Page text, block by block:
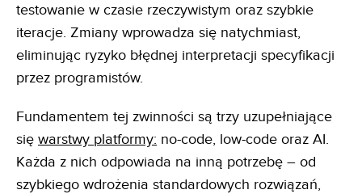
testowanie w czasie rzeczywistym oraz szybkie
iteracje. Zmiany wprowadza się natychmiast,
eliminując ryzyko błędnej interpretacji specyfikacji
przez programistów.
Fundamentem tej zwinności są trzy uzupełniające
się warstwy platformy: no-code, low-code oraz AI.
Każda z nich odpowiada na inną potrzebę – od
szybkiego wdrożenia standardowych rozwiązań,